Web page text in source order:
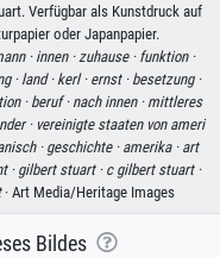
Verfügbar als Kunstdruck auf
oder Japanpapier.
· innen · zuhause · funktion ·
·land · kerl · ernst · besetzung ·
· beruf · nach innen · mittleres
· vereinigte staaten von ameri
· geschichte · amerika · art
· gilbert stuart · c gilbert stuart ·
· Art Media/Heritage Images
Bildes